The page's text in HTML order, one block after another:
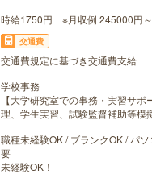
時給1750円 ※月収例 245000円～
交通費
交通費規定に基づき交通費支給
学校事務
【大学研究室での事務・実習サ
理、学生実習、試験監督補助等
職種未経験OK / ブランクOK / パ
要
未経験OK！